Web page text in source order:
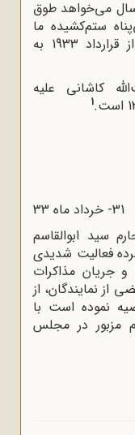
نابخشودنی است و مدت 40 سال می‌خواهد طوق
ستم‌کشیده ما
بیندازند... عواقب سوء این قرارداد از قرارداد 1933 به
کاشانی علیه
1
31- خرداد ماه 33
سید ابوالقاسم
فعالیت شدیدی
و جریان مذاکرات
از نمایندگان، از
نموده است با
مزبور در مجلس